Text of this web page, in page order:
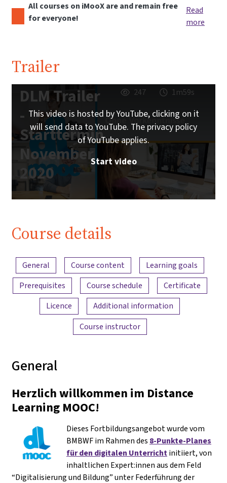
All courses on iMooX are and remain free
for everyone!
Read
more
Trailer
DLM Trailer
-
Starttermin
November
2020
247 1m59s
This video is hosted by YouTube, clicking on it
will send data to YouTube. The privacy policy
of YouTube applies.
Start video
Course details
Content overview
General Course content
Learning goals
Prerequisites
Course schedule
Certificate
Licence
Additional information
Course instructor
General
Herzlich willkommen im Distance
Learning MOOC!
Dieses Fortbildungsangebot wurde vom
BMBWF im Rahmen des 8-Punkte-Planes
für den digitalen Unterrichtinitiiert, von
inhaltlichen Expert:innen aus dem Feld
“Digitalisierung und Bildung” unter Federführung der